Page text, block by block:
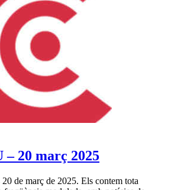
20 març 2025
de març de 2025. Els contem tota